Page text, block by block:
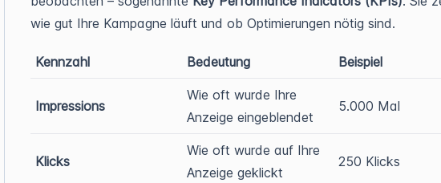
wie gut Ihre Kampagne läuft und ob Optimierungen nötig sind.
Kennzahl Bedeutung Beispiel
Impressions
Wie oft wurde Ihre
Anzeige eingeblendet
5.000 Mal
Klicks
Wie oft wurde auf Ihre
Anzeige geklickt
250 Klicks